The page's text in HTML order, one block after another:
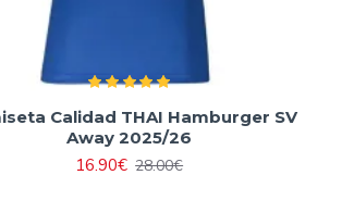
Calidad THAI Hamburger SV
Away 2025/26
16.90€ 28.00€